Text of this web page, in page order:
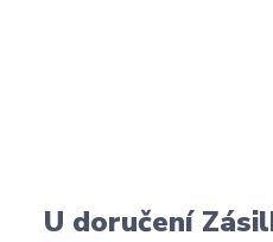
U doručení